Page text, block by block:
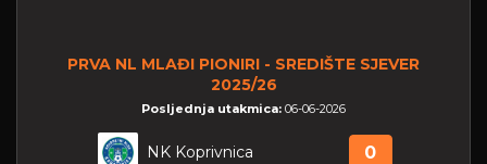
PRVA NL MLAĐI PIONIRI - SREDIŠTE SJEVER
2025/26
Posljednja utakmica: 06-06-2026
NK Koprivnica 0